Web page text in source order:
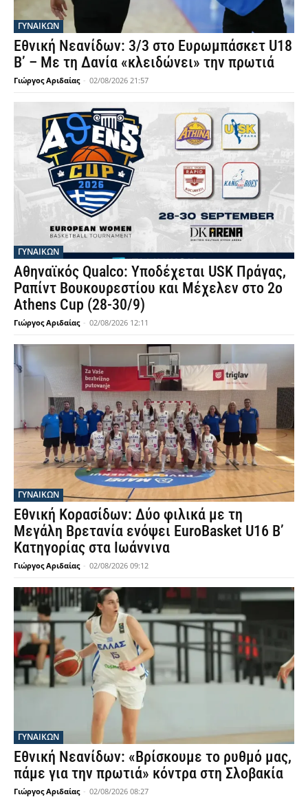
ΓΥΝΑΙΚΩΝ
Εθνική Νεανίδων: 3/3 στο Ευρωμπάσκετ U18
Β’ – Με τη Δανία «κλειδώνει» την πρωτιά
Γιώργος Αριδαίας - 02/08/2026 21:57
ΓΥΝΑΙΚΩΝ
Αθηναϊκός Qualco: Υποδέχεται USK Πράγας,
Ραπίντ Βουκουρεστίου και Μέχελεν στο 2ο
Athens Cup (28-30/9)
Γιώργος Αριδαίας - 02/08/2026 12:11
ΓΥΝΑΙΚΩΝ
Εθνική Κορασίδων: Δύο φιλικά με τη
Μεγάλη Βρετανία ενόψει EuroBasket U16 Β’
Κατηγορίας στα Ιωάννινα
Γιώργος Αριδαίας - 02/08/2026 09:12
ΓΥΝΑΙΚΩΝ
Εθνική Νεανίδων: «Βρίσκουμε το ρυθμό μας,
πάμε για την πρωτιά» κόντρα στη Σλοβακία
Γιώργος Αριδαίας - 02/08/2026 08:27